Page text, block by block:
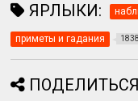
ЯРЛЫКИ:
приметы и гадания 1838